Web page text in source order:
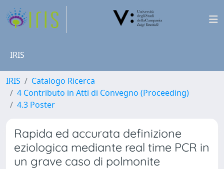
IRIS
IRIS
Catalogo Ricerca
4 Contributo in Atti di Convegno (Proceeding)
4.3 Poster
Rapida ed accurata definizione
eziologica mediante real time PCR in
un grave caso di polmonite